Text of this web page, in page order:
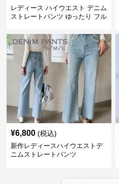
レディース ハイウエスト デニム
ストレートパンツ ゆったり フル
¥6,800 (税込)
新作レディースハイウエストデ
ニムストレートパンツ